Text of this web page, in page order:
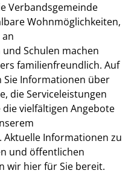
Verbandsgemeinde
Wohnmöglichkeiten,
Schulen machen
familienfreundlich. Auf
Sie Informationen über
die Serviceleistungen
vielfältigen Angebote
Informationen zu
und öffentlichen
wir hier für Sie bereit.